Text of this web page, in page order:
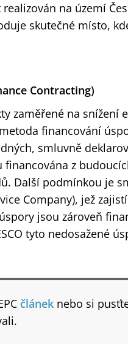
na území
skutečné místo,
Contracting)
zaměřené na snížení
financování
smluvně
z
Další podmínkou je
Company), jež
jsou zároveň
tyto nedosažené
článek nebo si